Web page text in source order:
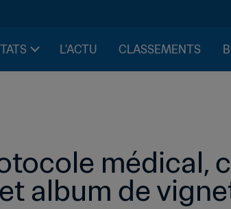
L'ACTU CLASSEMENTS
médical,
album de